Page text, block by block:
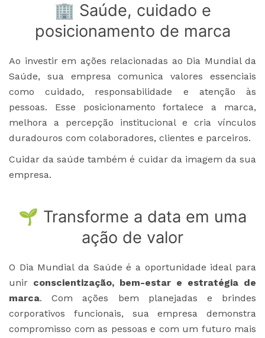
🏢 Saúde, cuidado e
posicionamento de marca
Ao investir em ações relacionadas ao Dia Mundial da
Saúde, sua empresa comunica valores essenciais
como cuidado, responsabilidade e atenção às
pessoas. Esse posicionamento fortalece a marca,
melhora a percepção institucional e cria vínculos
duradouros com colaboradores, clientes e parceiros.
Cuidar da saúde também é cuidar da imagem da sua
empresa.
🌱 Transforme a data em uma
ação de valor
O Dia Mundial da Saúde é a oportunidade ideal para
unir conscientização, bem-estar e estratégia de
marca. Com ações bem planejadas e brindes
corporativos funcionais, sua empresa demonstra
compromisso com as pessoas e com um futuro mais